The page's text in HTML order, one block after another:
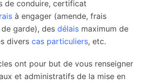
de conduire, certificat
à engager (amende, frais
de garde), des délais maximum de
divers cas particuliers, etc.
ont pour but de vous renseigner
et administratifs de la mise en